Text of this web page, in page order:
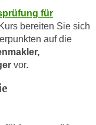
für
bereiten Sie sich
auf die
vor.